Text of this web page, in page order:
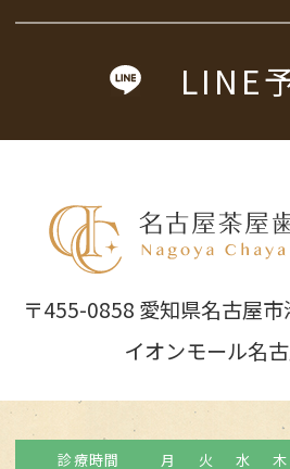
LINE
〒455-0858 愛知県名古屋
イオンモール名
診療時間 月 火 水 木